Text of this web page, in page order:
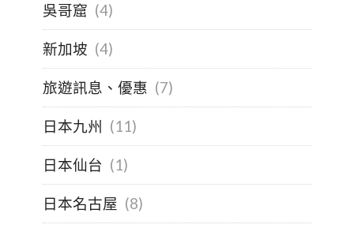
吳哥窟 (4)
新加坡 (4)
旅遊訊息、優惠 (7)
日本九州 (11)
日本仙台 (1)
日本名古屋 (8)